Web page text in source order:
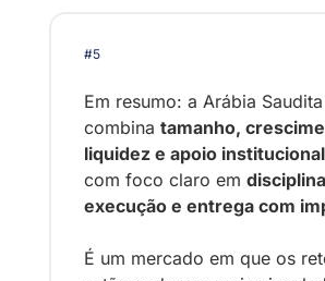
#5
Em resumo: a Arábia
combina tamanho,
liquidez e apoio institucional
com foco claro em
execução e entrega com
É um mercado em que os